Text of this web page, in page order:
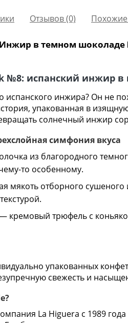
Отзывов (0)
в темном шоколаде
№8: испанский инжир
испанского инжира? Он не
упакованная в
солнечный инжир
симфония вкуса
из благородного
то особенному.
мякоть отборного
кремовый трюфель с
упакованных
свежесть и
La Higuera с 1989